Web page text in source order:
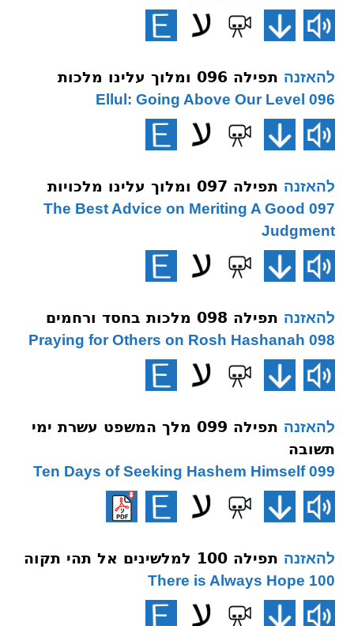
להאזנה תפילה 096 ומלוך עלינו מלכות
096 Ellul: Going Above Our Level
להאזנה תפילה 097 ומלוך עלינו מלכויות
097 The Best Advice on Meriting A Good
Judgment
להאזנה תפילה 098 מלכות בחסד ורחמים
098 Praying for Others on Rosh Hashanah
להאזנה
תפילה 099 מלך המשפט עשרת ימי
תשובה
099 Ten Days of Seeking Hashem Himself
להאזנה תפילה 100 למלשינים אל תהי תקוה
100 There is Always Hope